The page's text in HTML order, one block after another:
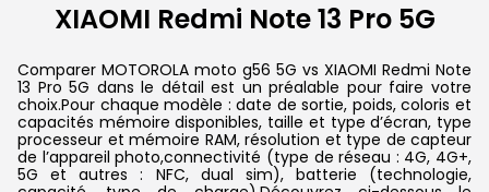
XIAOMI Redmi Note 13 Pro 5G
Comparer MOTOROLA moto g56 5G vs XIAOMI Redmi Note
13 Pro 5G dans le détail est un préalable pour faire votre
choix.Pour chaque modèle : date de sortie, poids, coloris et
capacités mémoire disponibles, taille et type d’écran, type
processeur et mémoire RAM, résolution et type de capteur
de l’appareil photo,connectivité (type de réseau : 4G, 4G+,
5G et autres : NFC, dual sim), batterie (technologie,